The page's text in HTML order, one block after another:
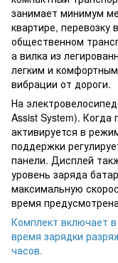
занимает минимум
квартире, перевозку
общественном
а вилка из
легким и
вибрации от дороги.
На
Assist System).
активируется в
поддержки
панели. Дисплей
уровень заряда
максимальную
время
Комплект включает
время зарядки
часов.